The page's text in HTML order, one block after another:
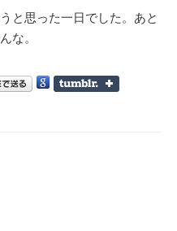
と思った一日でした。あと
な。